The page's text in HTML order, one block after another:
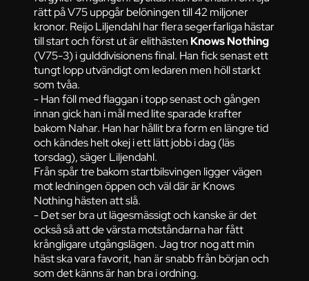
rätt på V75 uppgår belöningen till 42 miljoner
kronor. Reijo Liljendahl har flera segerfarliga hästar
till start och först ut är elithästen Knows Nothing
(V75-3) i gulddivisionens final. Han fick senast ett
tungt lopp utvändigt om ledaren men höll starkt
som tvåa.
- Han föll med flaggan i topp senast och gången
innan gick han i mål med lite sparade krafter
bakom Nahar. Han har hållit bra form en längre tid
och kändes helt okej i ett lätt jobb i dag (läs
torsdag), säger Liljendahl.
Från spår tre bakom startbilsvingen ligger vägen
mot ledningen öppen och väl där är Knows
Nothing hästen att slå.
- Det ser bra ut lägesmässigt och kanske är det
också så att de värsta motståndarna har fått
krångligare utgångslägen. Jag tror nog att min
häst ska vara favorit, han är snabb från början och
som det känns är han bra i ordning.